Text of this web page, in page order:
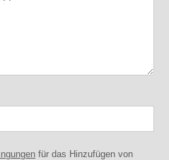
für das Hinzufügen von